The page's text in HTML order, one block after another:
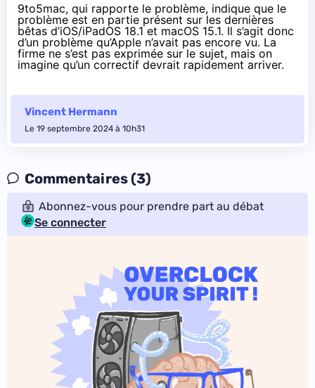
9to5mac, qui rapporte le problème, indique que le
problème est en partie présent sur les dernières
bêtas d’iOS/iPadOS 18.1 et macOS 15.1. Il s’agit donc
d’un problème qu’Apple n’avait pas encore vu. La
firme ne s’est pas exprimée sur le sujet, mais on
imagine qu’un correctif devrait rapidement arriver.
Vincent Hermann
Le 19 septembre 2024 à 10h31
Commentaires (3)
Abonnez-vous pour prendre part au débat
Se connecter